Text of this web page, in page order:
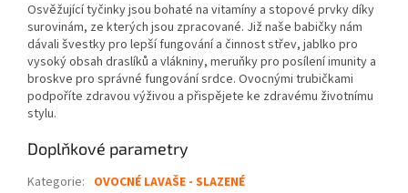
Osvěžující tyčinky jsou bohaté na vitamíny a stopové prvky díky
surovinám, ze kterých jsou zpracované. Již naše babičky nám
dávali švestky pro lepší fungování a činnost střev, jablko pro
vysoký obsah draslíků a vlákniny, meruňky pro posílení imunity a
broskve pro správné fungování srdce. Ovocnými trubičkami
podpoříte zdravou výživou a přispějete ke zdravému životnímu
stylu.
Doplňkové parametry
Kategorie: OVOCNÉ LAVAŠE - SLAZENÉ